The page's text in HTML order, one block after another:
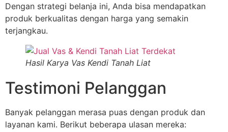
Dengan strategi belanja ini, Anda bisa mendapatkan
produk berkualitas dengan harga yang semakin
terjangkau.
Hasil Karya Vas Kendi Tanah Liat
Testimoni Pelanggan
Banyak pelanggan merasa puas dengan produk dan
layanan kami. Berikut beberapa ulasan mereka: